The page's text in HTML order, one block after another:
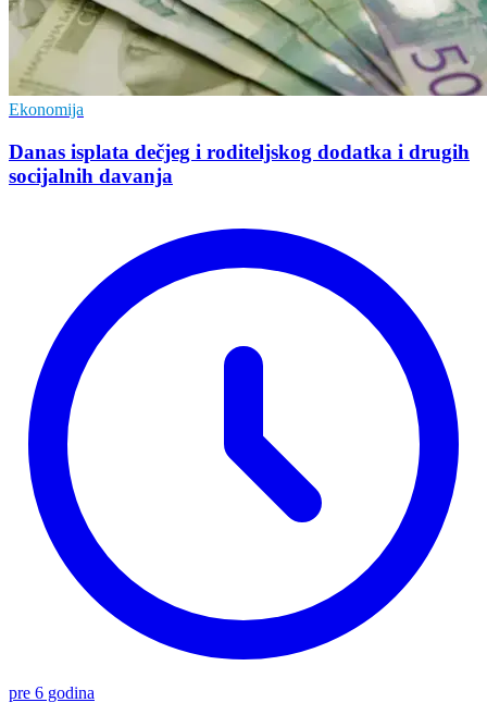
Ekonomija
Danas isplata dečjeg i roditeljskog dodatka i drugih
socijalnih davanja
pre 6 godina